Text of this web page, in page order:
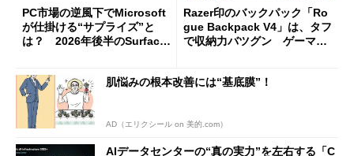
PC市場の逆風下でMicrosoft
が仕掛ける“サプライズ”と
は？ 2026年後半のSurface
Razer印のバックパック「Ro
gue Backpack V4」は、タフ
で収納力バツグン ゲーマー
肌悩みの根本改善には“基底膜”！
AD（エリクシール on 美的.com）
AIデータセンターの“真の実力”を左右する「C